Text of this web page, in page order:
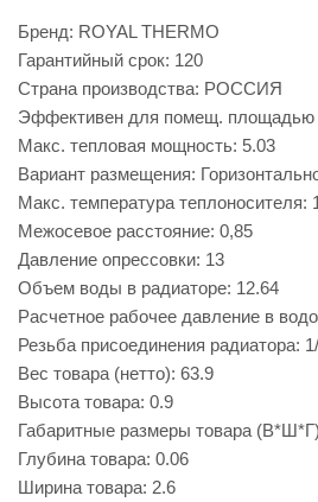
Бренд: ROYAL THERMO
Гарантийный срок: 120
Страна производства: РОССИЯ
Эффективен для помещ. площадью
Макс. тепловая мощность: 5.03
Вариант размещения:
Макс. температура теплоносителя:
Межосевое расстояние: 0,85
Давление опрессовки: 13
Объем воды в радиаторе: 12.64
Расчетное рабочее давление в
Резьба присоединения радиатора:
Вес товара (нетто): 63.9
Высота товара: 0.9
Габаритные размеры товара
Глубина товара: 0.06
Ширина товара: 2.6